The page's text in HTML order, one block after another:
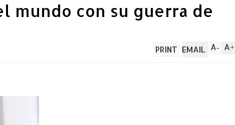
mundo con su guerra de
A+
A-
PRINT EMAIL